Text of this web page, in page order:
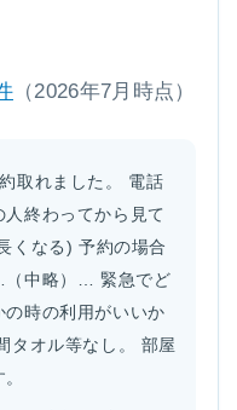
（2026年7月時点）
取れました。 電話
終わってから見て
くなる) 予約の場合
（中略）… 緊急でど
の時の利用がいいか
タオル等なし。 部屋